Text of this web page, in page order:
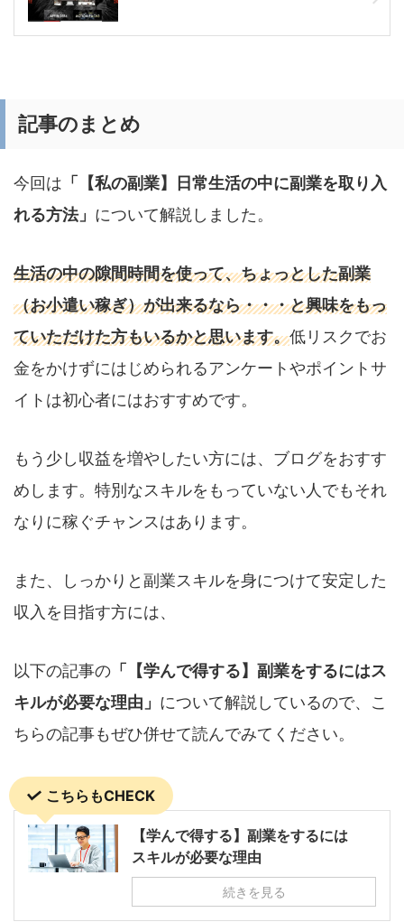
記事のまとめ
今回は 「【私の副業】日常生活の中に副業を取り入
れる方法」 について解説しました。
生活の中の隙間時間を使って、ちょっとした副業
（お小遣い稼ぎ）が出来るなら・・・と興味をもっ
ていただけた方もいるかと思います。低リスクでお
金をかけずにはじめられるアンケートやポイントサ
イトは初心者にはおすすめです。
もう少し収益を増やしたい方には、ブログをおすす
めします。特別なスキルをもっていない人でもそれ
なりに稼ぐチャンスはあります。
また、しっかりと副業スキルを身につけて安定した
収入を目指す方には、
以下の記事の 「【学んで得する】副業をするにはス
キルが必要な理由」 について解説しているので、こ
ちらの記事もぜひ併せて読んでみてください。
こちらもCHECK
【学んで得する】副業をするには
スキルが必要な理由
続きを見る